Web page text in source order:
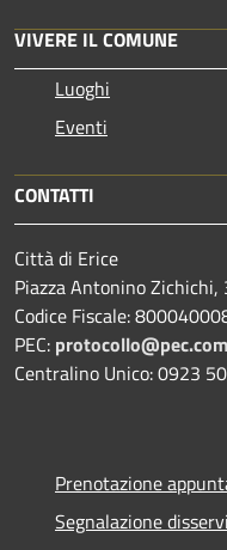
VIVERE IL COMUNE
Luoghi
Eventi
CONTATTI
Città di Erice
Piazza Antonino
Codice Fiscale:
PEC:
Centralino Unico: 0923
Prenotazione
Segnalazione